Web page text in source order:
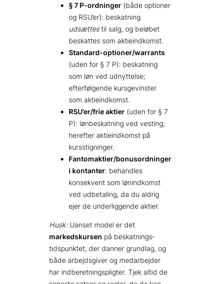
§ 7 P-ordninger (både optioner
og RSU’er): beskatning
udsættestil salg, og beløbet
beskattes som aktieindkomst.
Standard-optioner/warrants
(uden for § 7 P): beskatning
som løn ved udnyttelse;
efterfølgende kursgevinster
som aktieindkomst.
RSU’er/frie aktier (uden for § 7
P): lønbeskatning ved vesting;
herefter aktieindkomst på
kursstigninger.
Fantomaktier/bonusordninger
i kontanter: behandles
konsekvent som lønindkomst
ved udbetaling, da du aldrig
ejer de underliggende aktier.
Husk:Uanset model er det
markedskursen på beskatnings­
tidspunktet, der danner grundlag, og
både arbejdsgiver og medarbejder
har indberetnings­pligter. Tjek altid de